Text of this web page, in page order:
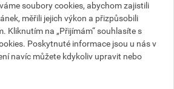
soubory cookies, abychom zajistili
měřili jejich výkon a přizpůsobili
Kliknutím na „Přijímám“ souhlasíte s
Poskytnuté informace jsou u nás v
navíc můžete kdykoliv upravit nebo